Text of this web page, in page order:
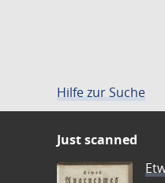
Hilfe zur Suche
Just scanned